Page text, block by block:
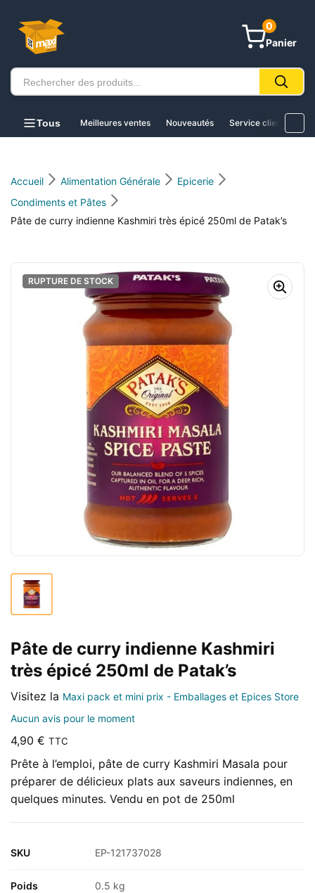
contenu
0
Panier
Tous Meilleures ventes Nouveautés Service client
Accueil Alimentation Générale
Epicerie
Condiments et Pâtes
Pâte de curry indienne Kashmiri très épicé 250ml de Patak’s
RUPTURE DE STOCK
Pâte de curry indienne Kashmiri
très épicé 250ml de Patak’s
Visitez la Maxi pack et mini prix - Emballages et Epices Store
Aucun avis pour le moment
4,90 € TTC
Prête à l’emploi, pâte de curry Kashmiri Masala pour
préparer de délicieux plats aux saveurs indiennes, en
quelques minutes. Vendu en pot de 250ml
SKU EP-121737028
Poids 0.5 kg